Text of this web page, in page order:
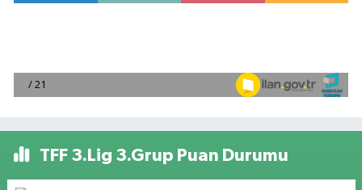
TFF 3.Lig 3.Grup Puan Durumu